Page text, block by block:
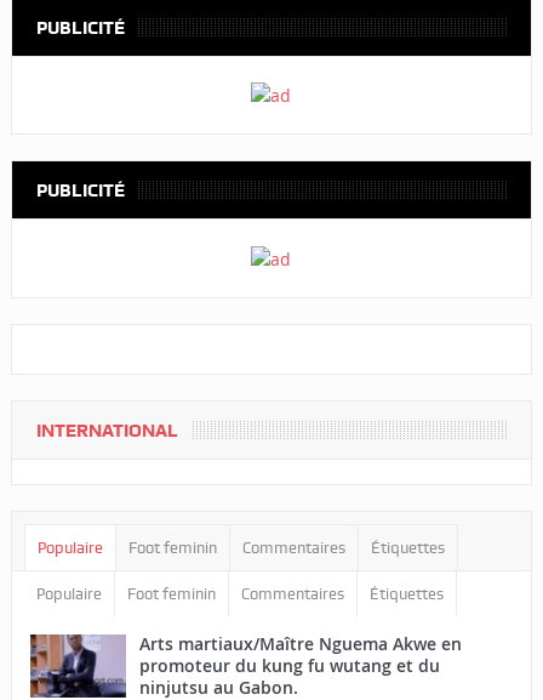
PUBLICITÉ
PUBLICITÉ
INTERNATIONAL
Populaire Foot feminin Commentaires Étiquettes
Populaire Foot feminin Commentaires Étiquettes
Arts martiaux/Maître Nguema Akwe en
promoteur du kung fu wutang et du
ninjutsu au Gabon.